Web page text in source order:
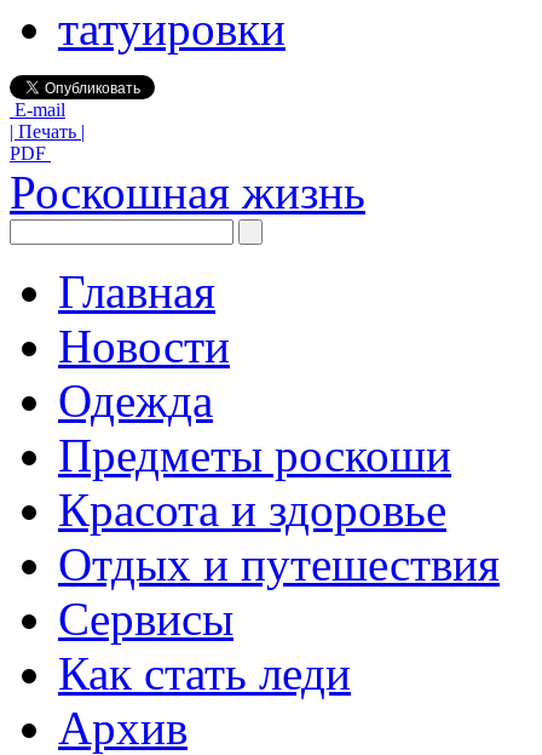
татуировки
E-mail
| Печать |
PDF
Роскошная жизнь
Главная
Новости
Одежда
Предметы роскоши
Красота и здоровье
Отдых и путешествия
Сервисы
Как стать леди
Архив